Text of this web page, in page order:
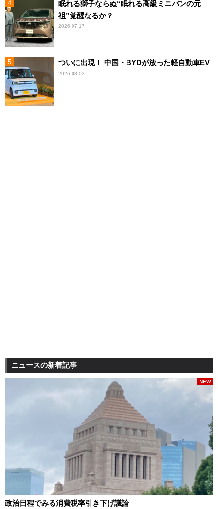
眠れる獅子ならぬ“眠れる高級ミニバンの元
祖”覚醒なるか？
2026.07.17
ついに出現！ 中国・BYDが放った軽自動車EV
2026.08.03
ニュースの新着記事
政治日程でみる消費税率引き下げ議論
NEW